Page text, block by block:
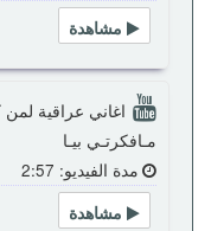
مشاهدة
اغاني عراقية لمن
مـافكرتـي بيـا
مدة الفيديو: 2:57
مشاهدة